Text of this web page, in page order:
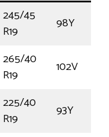
245/45
R19
98Y
265/40
R19
102V
225/40
R19
93Y